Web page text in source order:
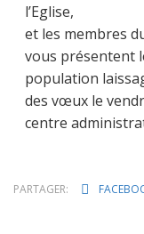
l’Eglise,
et les membres
vous présentent
population
des vœux le
centre
PARTAGER: